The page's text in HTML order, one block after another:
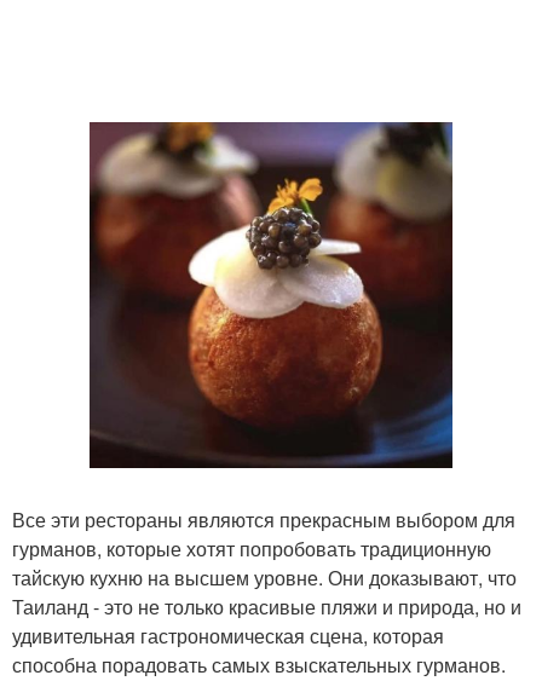
Все эти рестораны являются прекрасным выбором для
гурманов, которые хотят попробовать традиционную
тайскую кухню на высшем уровне. Они доказывают, что
Таиланд - это не только красивые пляжи и природа, но и
удивительная гастрономическая сцена, которая
способна порадовать самых взыскательных гурманов.